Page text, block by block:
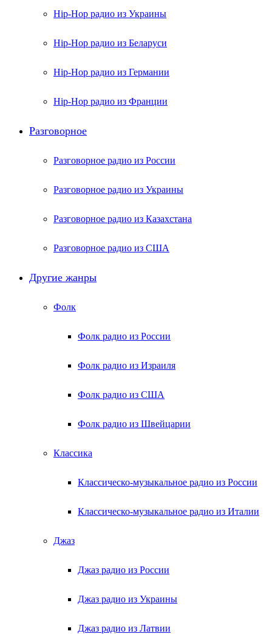
Hip-Hop радио из Украины
Hip-Hop радио из Беларуси
Hip-Hop радио из Германии
Hip-Hop радио из Франции
Разговорное
Разговорное радио из России
Разговорное радио из Украины
Разговорное радио из Казахстана
Разговорное радио из США
Другие жанры
Фолк
Фолк радио из России
Фолк радио из Израиля
Фолк радио из США
Фолк радио из Швейцарии
Классика
Классическо-музыкальное радио из России
Классическо-музыкальное радио из Италии
Джаз
Джаз радио из России
Джаз радио из Украины
Джаз радио из Латвии